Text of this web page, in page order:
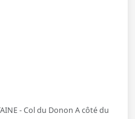
- Col du Donon A côté du